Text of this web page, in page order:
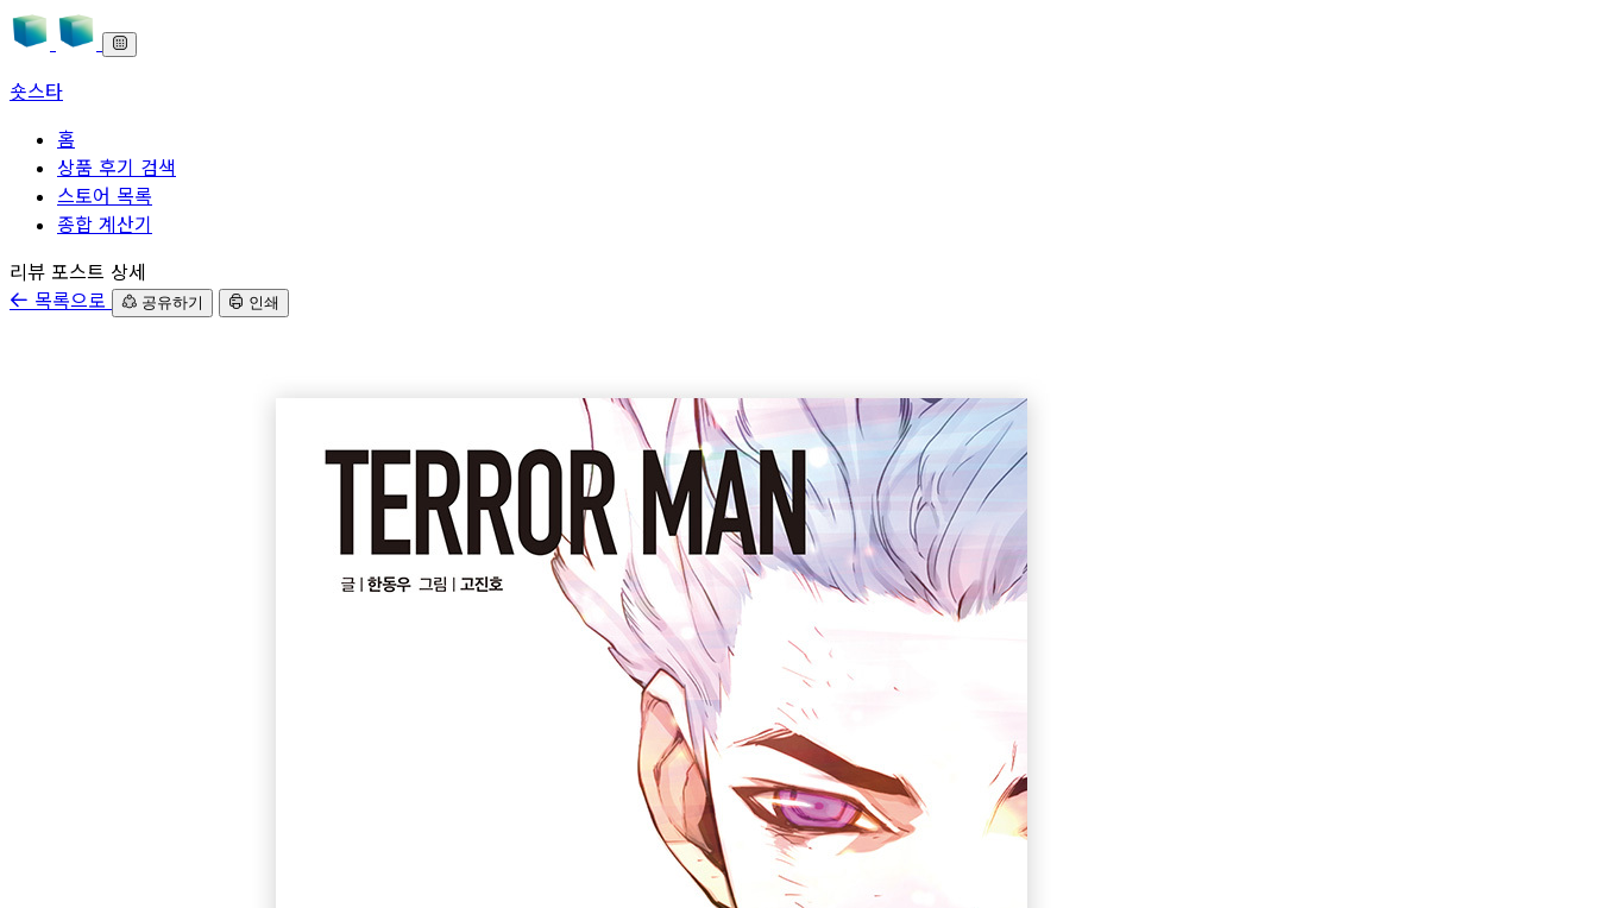
숏스타
홈
상품 후기 검색
스토어 목록
종합 계산기
본문으로 바로가기
리뷰 포스트 상세
목록으로
공유하기 인쇄